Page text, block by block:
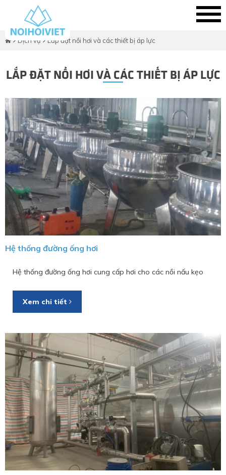
Dịch vụ Lắp đặt nồi hơi và các thiết bị áp lực
LẮP ĐẶT NỒI HƠI VÀ CÁC THIẾT BỊ ÁP LỰC
Hệ thống đường ống hơi
Hệ thống đường ống hơi cung cấp hơi cho các nồi nấu kẹo
Xem chi tiết